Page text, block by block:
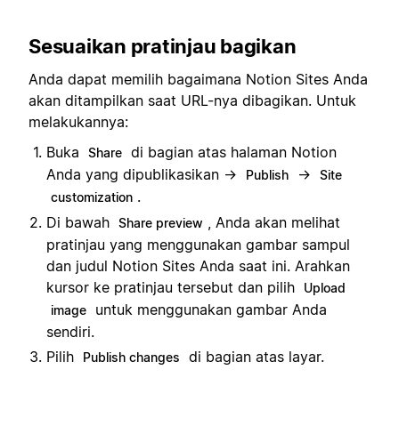
Sesuaikan pratinjau bagikan
Anda dapat memilih bagaimana Notion Sites Anda
akan ditampilkan saat URL-nya dibagikan. Untuk
melakukannya:
Buka
Share di bagian atas halaman Notion
Anda yang dipublikasikan →
Publish →
Site
customization .
Di bawah Share preview
, Anda akan melihat
pratinjau yang menggunakan gambar sampul
dan judul Notion Sites Anda saat ini. Arahkan
kursor ke pratinjau tersebut dan pilih
Upload
image
untuk menggunakan gambar Anda
sendiri.
Pilih
Publish changes di bagian atas layar.